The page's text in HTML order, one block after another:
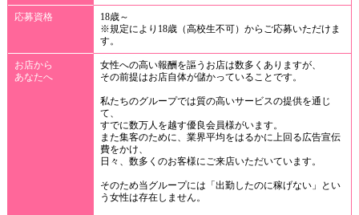
応募資格
18歳～
※規定により18歳（高校生不可）からご応募いただけま
す。
お店から
あなたへ
女性への高い報酬を謳うお店は数多くありますが、
その前提はお店自体が儲かっていることです。
私たちのグループでは質の高いサービスの提供を通じ
て、
すでに数万人を越す優良会員様がいます。
また集客のために、業界平均をはるかに上回る広告宣伝
費をかけ、
日々、数多くのお客様にご来店いただいています。
そのため当グループには「出勤したのに稼げない」とい
う女性は存在しません。